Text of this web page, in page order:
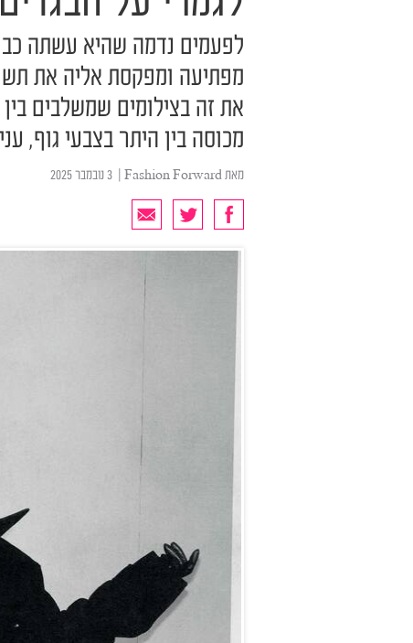
לפעמים נדמה שהיא עשתה
מפתיעה ומפקסת אליה את
את זה בצילומים שמשלבים
מכוסה בין היתר בצבעי גוף,
מאתFashion Forward